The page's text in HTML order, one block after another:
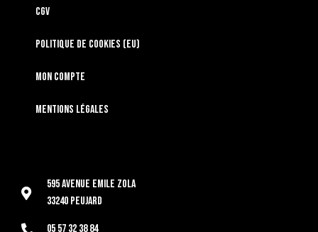
CGV
Politique de cookies (EU)
Mon compte
Mentions légales
595 Avenue Emile Zola
33240 Peujard
05 57 32 38 84